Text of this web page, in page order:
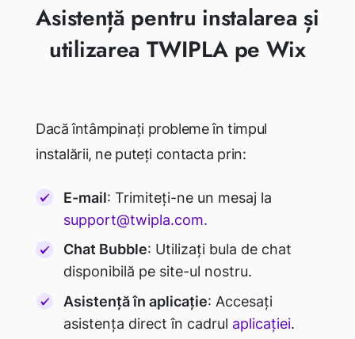
Asistență pentru instalarea și
utilizarea TWIPLA pe Wix
Dacă întâmpinați probleme în timpul
instalării, ne puteți contacta prin:
E-mail: Trimiteți-ne un mesaj la
support@twipla.com.
Chat Bubble: Utilizați bula de chat
disponibilă pe site-ul nostru.
Asistență în aplicație: Accesați
asistența direct în cadrul aplicației.